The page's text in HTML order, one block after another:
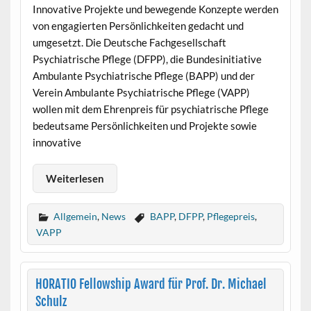
Innovative Projekte und bewegende Konzepte werden
von engagierten Persönlichkeiten gedacht und
umgesetzt. Die Deutsche Fachgesellschaft
Psychiatrische Pflege (DFPP), die Bundesinitiative
Ambulante Psychiatrische Pflege (BAPP) und der
Verein Ambulante Psychiatrische Pflege (VAPP)
wollen mit dem Ehrenpreis für psychiatrische Pflege
bedeutsame Persönlichkeiten und Projekte sowie
innovative
Weiterlesen
Allgemein, News BAPP, DFPP, Pflegepreis,
VAPP
HORATIO Fellowship Award für Prof. Dr. Michael
Schulz